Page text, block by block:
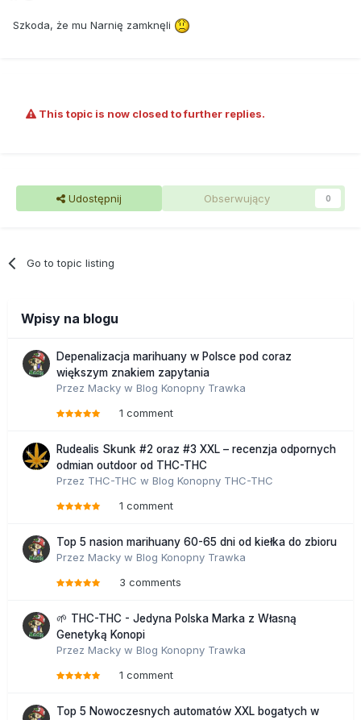
Szkoda, że mu Narnię zamknęli
This topic is now closed to further replies.
Udostępnij Obserwujący 0
Go to topic listing
Wpisy na blogu
Depenalizacja marihuany w Polsce pod coraz
większym znakiem zapytania
Przez Macky w Blog Konopny Trawka
1 comment
Rudealis Skunk #2 oraz #3 XXL – recenzja odpornych
odmian outdoor od THC-THC
Przez THC-THC w Blog Konopny THC-THC
1 comment
Top 5 nasion marihuany 60-65 dni od kiełka do zbioru
Przez Macky w Blog Konopny Trawka
3 comments
🌱 THC-THC - Jedyna Polska Marka z Własną
Genetyką Konopi
Przez Macky w Blog Konopny Trawka
1 comment
Top 5 Nowoczesnych automatów XXL bogatych w